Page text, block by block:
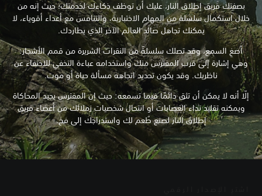
بصفتك فريق إطلاق النار، عليك أن توظف ذكاءك لخدمتك؛ حيث إنه من
خلال استكمال سلسلة من المهام الاختبارية، والتنافس مع أعداء أقوياء، لا
يمكنك تجاهل صائد العالم الآخر الذي يطاردك.
أصغِ السمع، وقد تصلك سلسلةً من النقرات الشريرة من قمم الأشجار:
وهي إشارة إلى قرب المفترس منك واستخدامه عباءة التخفي للاختفاء عن
ناظريك. وقد يكون تحديد اتجاهه مسألة حياة أو موت.
إلّا أنه لا يمكن أن تثق دائمًا فيما تسمعه: حيث إن المفترس يجيد المحاكاة
ويمكنه تقليد نداء العصابات أو انتحال شخصيات زملائك من أعضاء فريق
إطلاق النار لصنع طُعم لك واستدراجك إلى فخ.